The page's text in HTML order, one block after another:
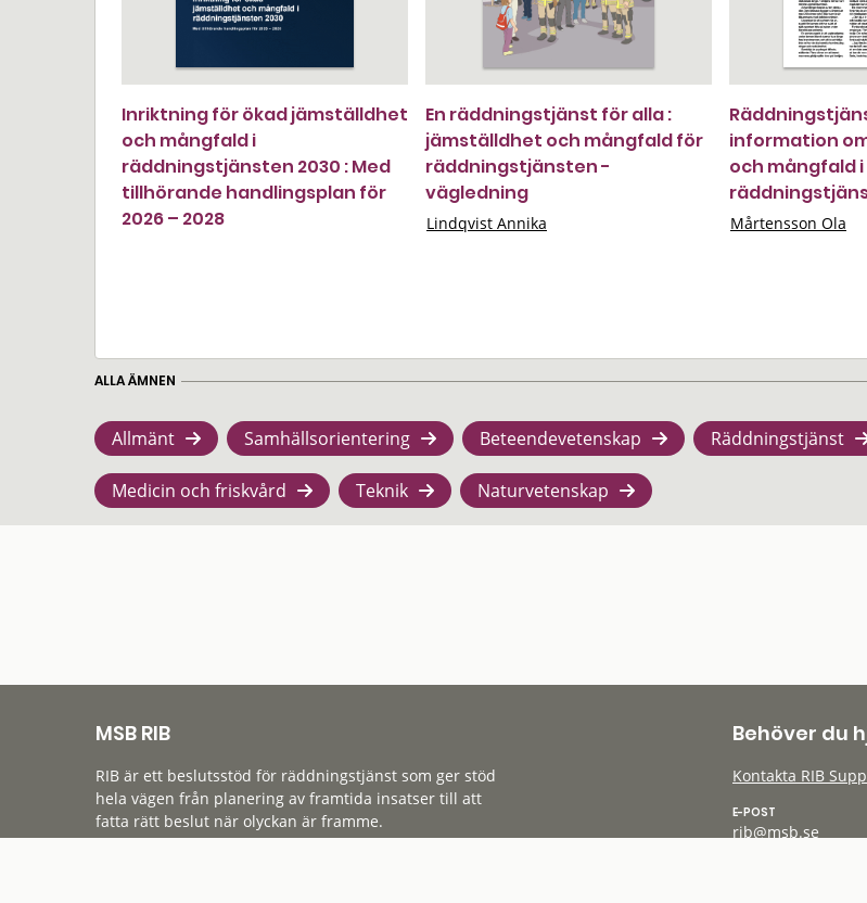
Inriktning för ökad jämställdhet
och mångfald i
räddningstjänsten 2030 : Med
tillhörande handlingsplan för
2026 – 2028
En räddningstjänst för alla :
jämställdhet och mångfald för
räddningstjänsten -
vägledning
Lindqvist Annika
information
och mångfald i
Mårtensson Ola
ALLA ÄMNEN
Allmänt Samhällsorientering Beteendevetenskap Räddningstjänst
Medicin och friskvård Teknik Naturvetenskap
MSB RIB
RIB är ett beslutsstöd för räddningstjänst som ger stöd
hela vägen från planering av framtida insatser till att
fatta rätt beslut när olyckan är framme.
Behöver du
Kontakta RIB
E-POST
rib@msb.se